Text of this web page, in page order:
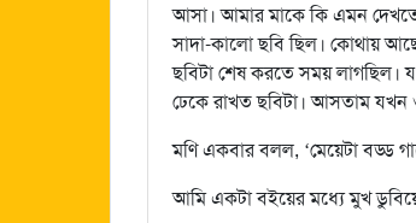
আসা। আমার মাকে কি এমন
সাদা-কালো ছবি ছিল। কোথায়
ছবিটা শেষ করতে সময় লাগছিল।
ঢেকে রাখত ছবিটা। আসতাম যখন
মণি একবার বলল, ‘মেয়েটা বড্ড
আমি একটা বইয়ের মধ্যে মুখ